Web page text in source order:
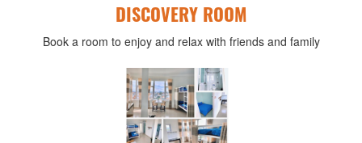
DISCOVERY ROOM
Book a room to enjoy and relax with friends and family